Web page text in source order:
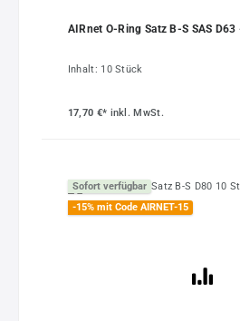
AIRnet O-Ring Satz B-S SAS
Inhalt: 10 Stück
17,70 €* inkl. MwSt.
Sofort verfügbar
-15% mit Code AIRNET-15